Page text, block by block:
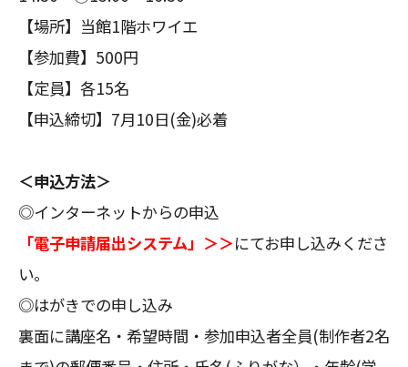
【場所】当館1階ホワイエ
【参加費】500円
【定員】各15名
【申込締切】7月10日(金)必着
＜申込方法＞
◎インターネットからの申込
「電子申請届出システム」＞＞にてお申し込みくださ
い。
◎はがきでの申し込み
裏面に講座名・希望時間・参加申込者全員(制作者2名